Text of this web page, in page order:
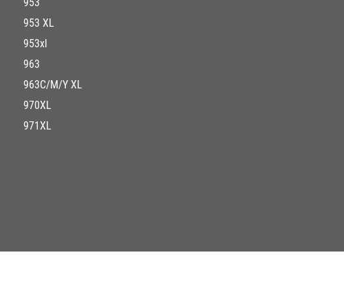
953 XL
953xl
963
963C/M/Y XL
970XL
971XL